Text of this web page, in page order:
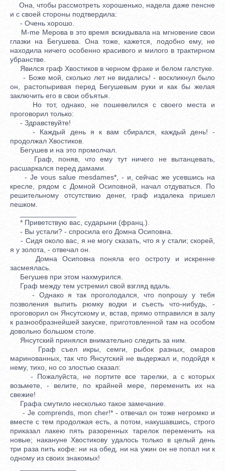
Она, чтобы рассмотреть хорошенько, надела даже пенсне
и с своей стороны подтвердила:
- Очень хорошо.
M-me Мерова в это время вскидывала на мгновение свои
глазки на Бегушева. Она тоже, кажется, подобно ему, не
находила ничего особенно красивого и милого в трактирном
убранстве.
Явился граф Хвостиков в черном фраке и белом галстуке.
- Боже мой, сколько лет не видались! - воскликнул было
он, растопыривая перед Бегушевым руки и как бы желая
заключить его в свои объятья.
Но тот, однако, не пошевелился с своего места и
проговорил только:
- Здравствуйте!
- Каждый день я к вам сбирался, каждый день! -
продолжал Хвостиков.
Бегушев и на это промолчал.
Граф, поняв, что ему тут ничего не вытанцевать,
расшаркался перед дамами.
- Je vous salue mesdames*, - и, сейчас же усевшись на
кресле, рядом с Домной Осиповной, начал отдуваться. По
решительному отсутствию денег, граф издалека пришел
пешком.
* Приветствую вас, сударыни (франц.).
- Вы устали? - спросила его Домна Осиповна.
- Сидя около вас, я не могу сказать, что я у стали; скорей,
я у золота, - отвечал он.
Домна Осиповна поняла его остроту и искренне
засмеялась.
Бегушев при этом нахмурился.
Граф между тем устремил свой взгляд вдаль.
- Однако я так проголодался, что попрошу у тебя
позволения выпить рюмку водки и съесть что-нибудь, -
проговорил он Янсутскому и, встав, прямо отправился в залу
к разнообразнейшей закуске, приготовленной там на особом
довольно большом столе.
Янсутский принялся внимательно следить за ним.
Граф съел икры, семги, рыбок разных, омаров
маринованных, так что Янсутский не выдержал и, подойдя к
нему, тихо, но со злостью сказал:
- Пожалуйста, не портите все тарелки, а с которых
возьмете, - велите, по крайней мере, переменить их на
свежие!
Графа смутило несколько такое замечание.
- Je comprends, mon cher!* - отвечал он тоже негромко и
вместе с тем продолжая есть, а потом, накушавшись, строго
приказал лакею пять разоренных тарелок переменить на
новые; накануне Хвостикову удалось только в целый день
три раза пить кофе: ни на обед, ни на ужин он не попал ни к
одному из своих знакомых!